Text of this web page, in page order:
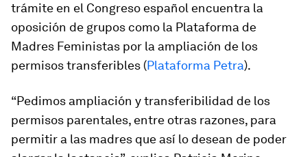
trámite en el Congreso español encuentra la
oposición de grupos como la Plataforma de
Madres Feministas por la ampliación de los
permisos transferibles (Plataforma Petra).
“Pedimos ampliación y transferibilidad de los
permisos parentales, entre otras razones, para
permitir a las madres que así lo desean de poder